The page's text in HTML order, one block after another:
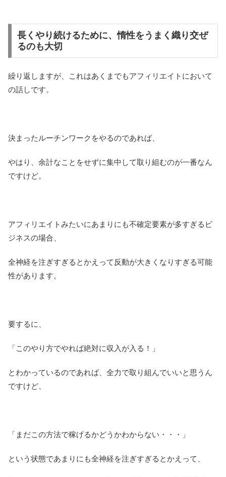
長くやり続けるために、惰性をうまく織り交ぜ
るのも大切
繰り返しますが、これはあくまでもアフィリエイトにおいて
の話しです。
決まったルーチンワークをやるのであれば、
やはり、余計なことをせずに集中して取り組むのが一番なん
ですけど。
アフィリエイトみたいにあまりにも不確定要素が多すぎるビ
ジネスの場合、
全神経を注ぎすぎるとかえって反動が大きくなりすぎる可能
性があります。
要するに、
「このやり方でやれば絶対に収入が入る！」
とわかっているのであれば、全力で取り組んでいいと思うん
ですけど、
「まだこの方法で稼げるかどうかわからない・・・」
という状態であまりにも全神経を注ぎすぎるとかえって、